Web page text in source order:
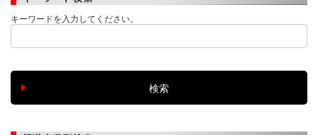
キーワードを入力してください。